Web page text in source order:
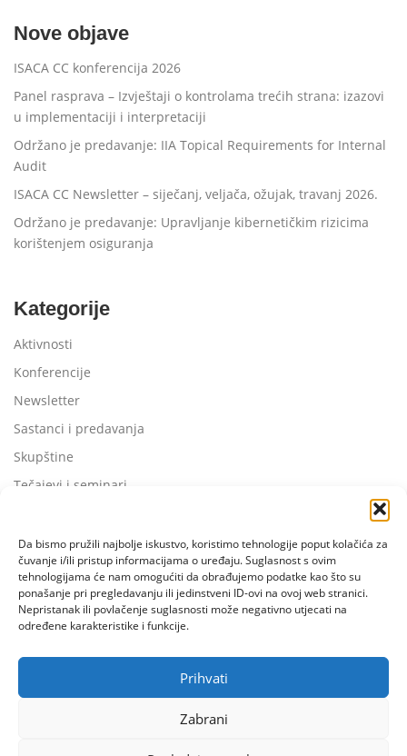
Da bismo pružili najbolje iskustvo, koristimo tehnologije poput kolačića za
čuvanje i/ili pristup informacijama o uređaju. Suglasnost s ovim
tehnologijama će nam omogućiti da obrađujemo podatke kao što su
ponašanje pri pregledavanju ili jedinstveni ID-ovi na ovoj web stranici.
Nepristanak ili povlačenje suglasnosti može negativno utjecati na
određene karakteristike i funkcije.
Prihvati
Zabrani
Nove objave
ISACA CC konferencija 2026
Panel rasprava – Izvještaji o kontrolama trećih strana: izazovi
u implementaciji i interpretaciji
Održano je predavanje: IIA Topical Requirements for Internal
Audit
ISACA CC Newsletter – siječanj, veljača, ožujak, travanj 2026.
Održano je predavanje: Upravljanje kibernetičkim rizicima
korištenjem osiguranja
Kategorije
Aktivnosti
Konferencije
Newsletter
Sastanci i predavanja
Skupštine
Tečajevi i seminari